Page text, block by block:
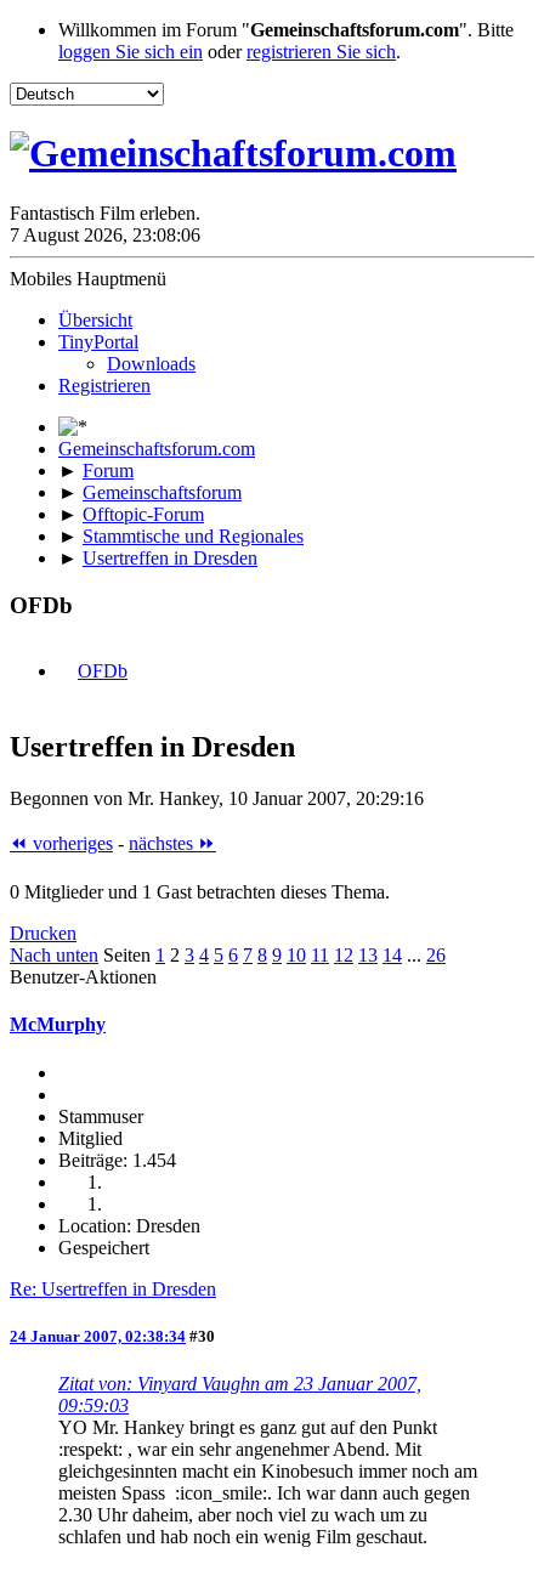
Willkommen im Forum "Gemeinschaftsforum.com". Bitte
loggen Sie sich ein oderregistrieren Sie sich.
Fantastisch Film erleben.
7 August 2026, 23:08:06
Mobiles Hauptmenü
Übersicht
TinyPortal
Downloads
Registrieren
Gemeinschaftsforum.com
► Forum
► Gemeinschaftsforum
► Offtopic-Forum
► Stammtische und Regionales
► Usertreffen in Dresden
OFDb
OFDb
Usertreffen in Dresden
Begonnen von Mr. Hankey, 10 Januar 2007, 20:29:16
⏪ vorheriges - nächstes ⏩
0 Mitglieder und 1 Gast betrachten dieses Thema.
Drucken
Nach unten Seiten 1 2 3 4 5 6 7 8 9 10 11 12 13 14 ... 26
Benutzer-Aktionen
McMurphy
Stammuser
Mitglied
Beiträge: 1.454
Location: Dresden
Gespeichert
Re: Usertreffen in Dresden
24 Januar 2007, 02:38:34 #30
Zitat von: Vinyard Vaughn am 23 Januar 2007,
09:59:03
YO Mr. Hankey bringt es ganz gut auf den Punkt
:respekt: , war ein sehr angenehmer Abend. Mit
gleichgesinnten macht ein Kinobesuch immer noch am
meisten Spass :icon_smile:. Ich war dann auch gegen
2.30 Uhr daheim, aber noch viel zu wach um zu
schlafen und hab noch ein wenig Film geschaut.